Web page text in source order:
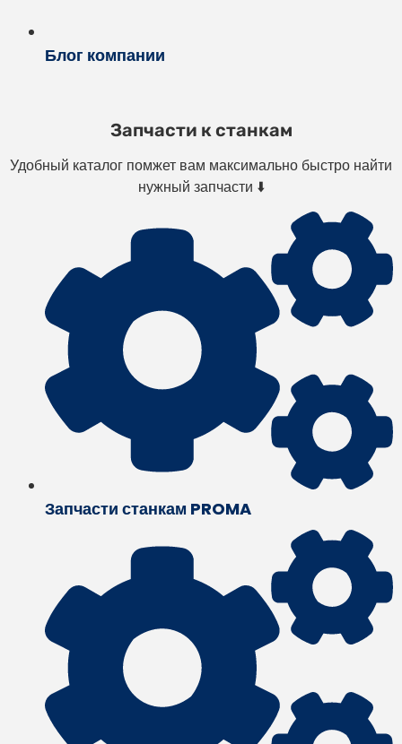
Блог компании
Запчасти к станкам
Удобный каталог помжет вам максимально быстро найти
нужный запчасти ⬇️
Запчасти станкам PROMA